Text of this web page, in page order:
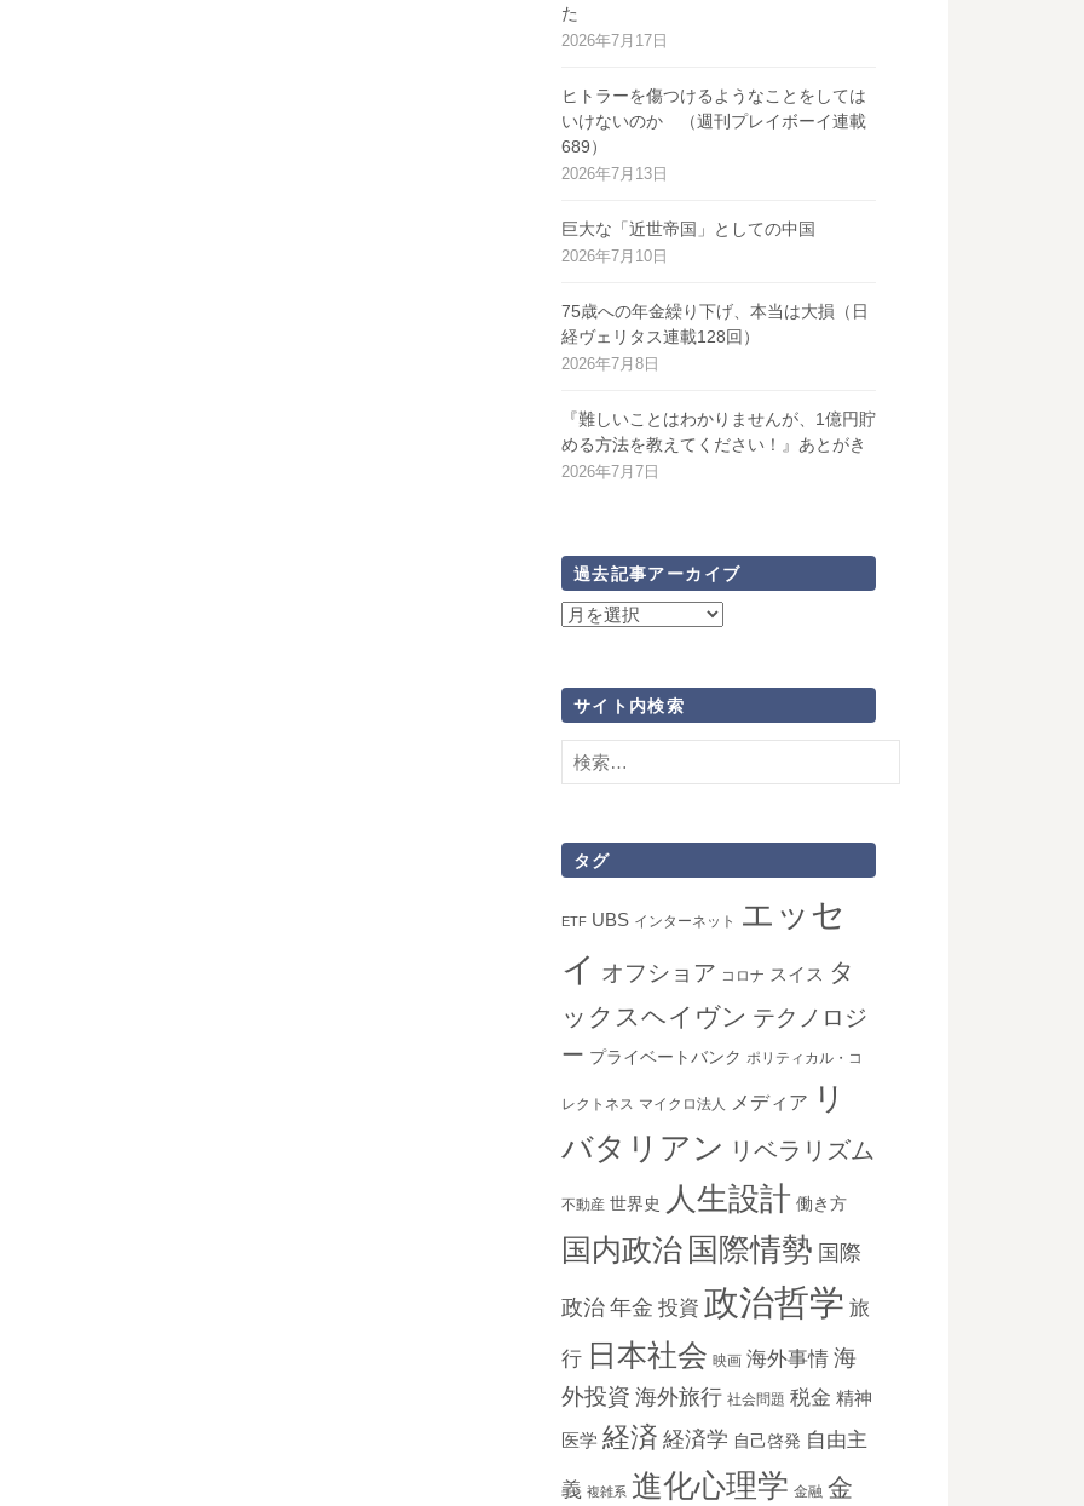
た
2026年7月17日
ヒトラーを傷つけるようなことをしては
いけないのか （週刊プレイボーイ連載
689）
2026年7月13日
巨大な「近世帝国」としての中国
2026年7月10日
75歳への年金繰り下げ、本当は大損（日
経ヴェリタス連載128回）
2026年7月8日
『難しいことはわかりませんが、1億円貯
める方法を教えてください！』あとがき
2026年7月7日
過去記事アーカイブ
過
事
ー
カ
ブ
サイト内検索
検
索:
タグ
ETF UBS インターネット
エッセ
イ オフショア コロナ スイス タ
ックスヘイヴン テクノロジ
ー プライベートバンク ポリティカル・コ
レクトネス マイクロ法人 メディア
リ
バタリアン リベラリズム
不動産 世界史 人生設計 働き方
国内政治 国際情勢 国際
政治 年金 投資 政治哲学 旅
行 日本社会 映画 海外事情 海
外投資 海外旅行 社会問題 税金 精神
医学 経済 経済学 自己啓発 自由主
義 複雑系 進化心理学 金融 金